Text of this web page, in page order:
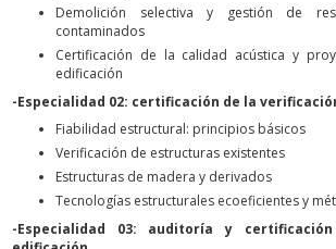
Demolición selectiva y gestión de
contaminados
Certificación de la calidad acústica y
edificación
-Especialidad 02: certificación de la
Fiabilidad estructural: principios básicos
Verificación de estructuras existentes
Estructuras de madera y derivados
Tecnologías estructurales ecoeficientes y
-Especialidad 03: auditoría y